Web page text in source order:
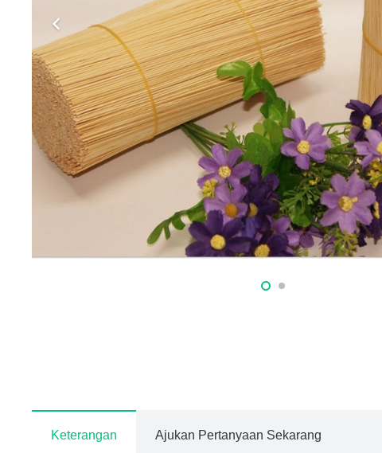
Keterangan Ajukan Pertanyaan Sekarang